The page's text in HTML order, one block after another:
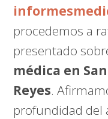
procedemos a
presentado
médica en
Reyes.
profundidad del